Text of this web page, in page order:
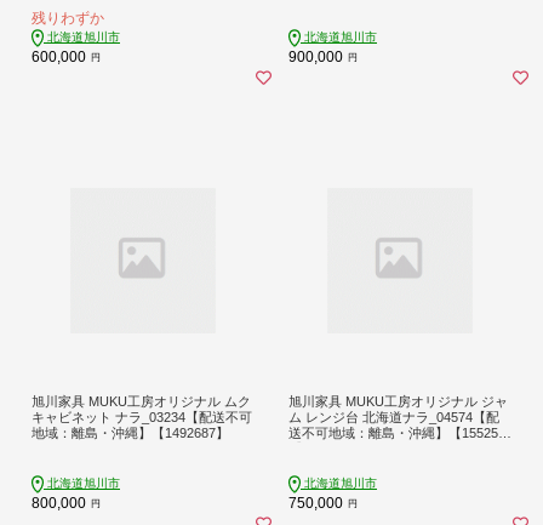
残りわずか
北海道旭川市
600,000 円
北海道旭川市
900,000 円
旭川家具 MUKU工房オリジナル ムク
キャビネット ナラ_03234【配送不可
地域：離島・沖縄】【1492687】
北海道旭川市
800,000 円
旭川家具 MUKU工房オリジナル ジャ
ム レンジ台 北海道ナラ_04574【配
送不可地域：離島・沖縄】【155250
北海道旭川市
750,000 円